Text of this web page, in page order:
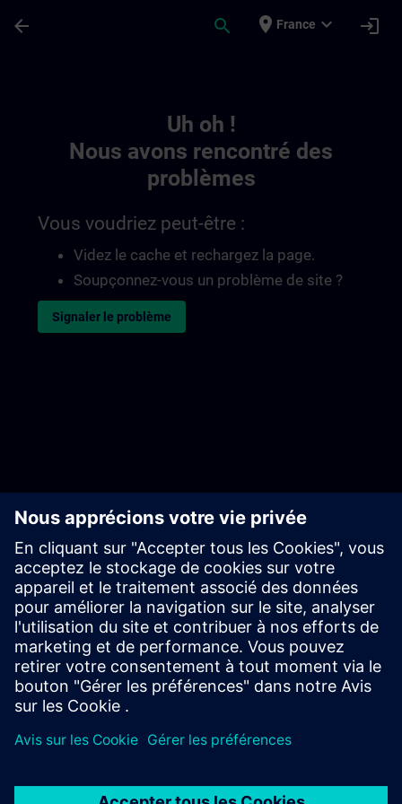
arrow_back search place France expand_more login
Uh oh !
Nous avons rencontré des
problèmes
Vous voudriez peut-être :
Videz le cache et rechargez la page.
Soupçonnez-vous un problème de site ?
Signaler le problème